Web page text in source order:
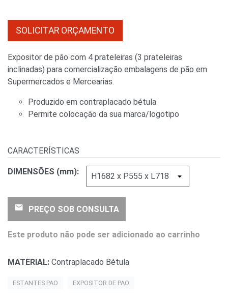
SOLICITAR ORÇAMENTO
Expositor de pão com 4 prateleiras (3 prateleiras
inclinadas) para comercialização embalagens de pão em
Supermercados e Mercearias.
Produzido em contraplacado bétula
Permite colocação da sua marca/logotipo
CARACTERÍSTICAS
DIMENSÕES (mm):
email PREÇO SOB CONSULTA
Este produto não pode ser adicionado ao carrinho
MATERIAL: Contraplacado Bétula
ESTANTES PAO EXPOSITOR DE PAO